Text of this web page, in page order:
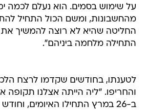
על שימוש בסמים. הוא נעלם לכמה
מהחשבונות, ומשם הכול התחיל
החליטה שהיא לא רוצה להמשיך את
התחילה מלחמה ביניהם".
לטענתו, בחודשים שקדמו לרצח
והחריפו. "ליה הייתה אצלנו תקופה
ב-26 במרץ התחילו האיומים,